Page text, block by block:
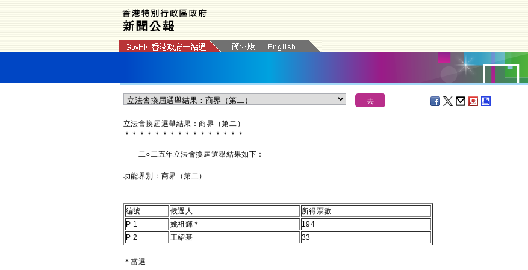
立法會換屆選舉結果：商界（第二）
＊ ＊ ＊ ＊ ＊ ＊ ＊ ＊ ＊ ＊ ＊ ＊ ＊ ＊ ＊ ＊
二○二五年立法會換屆選舉結果如下：
功能界別：商界（第二）
———————————
編號 候選人
所得票數
P 1
姚祖輝＊
194
P 2
王紹基 33
＊當選